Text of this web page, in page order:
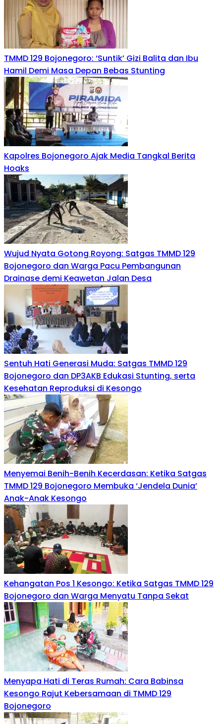
TMMD 129 Bojonegoro: ‘Suntik’ Gizi Balita dan Ibu
Hamil Demi Masa Depan Bebas Stunting
Kapolres Bojonegoro Ajak Media Tangkal Berita
Hoaks
Wujud Nyata Gotong Royong: Satgas TMMD 129
Bojonegoro dan Warga Pacu Pembangunan
Drainase demi Keawetan Jalan Desa
Sentuh Hati Generasi Muda: Satgas TMMD 129
Bojonegoro dan DP3AKB Edukasi Stunting, serta
Kesehatan Reproduksi di Kesongo
Menyemai Benih-Benih Kecerdasan: Ketika Satgas
TMMD 129 Bojonegoro Membuka ‘Jendela Dunia’
Anak-Anak Kesongo
Kehangatan Pos 1 Kesongo: Ketika Satgas TMMD 129
Bojonegoro dan Warga Menyatu Tanpa Sekat
Menyapa Hati di Teras Rumah: Cara Babinsa
Kesongo Rajut Kebersamaan di TMMD 129
Bojonegoro